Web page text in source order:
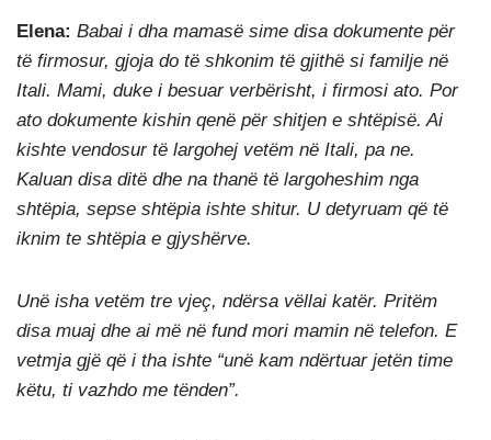
Elena: Babai i dha mamasë sime disa dokumente për
të firmosur, gjoja do të shkonim të gjithë si familje në
Itali. Mami, duke i besuar verbërisht, i firmosi ato. Por
ato dokumente kishin qenë për shitjen e shtëpisë. Ai
kishte vendosur të largohej vetëm në Itali, pa ne.
Kaluan disa ditë dhe na thanë të largoheshim nga
shtëpia, sepse shtëpia ishte shitur. U detyruam që të
iknim te shtëpia e gjyshërve.
Unë isha vetëm tre vjeç, ndërsa vëllai katër. Pritëm
disa muaj dhe ai më në fund mori mamin në telefon. E
vetmja gjë që i tha ishte “unë kam ndërtuar jetën time
këtu, ti vazhdo me tënden”.